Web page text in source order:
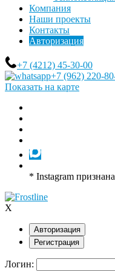
Компания
Наши проекты
Контакты
Авторизация
+7 (4212) 45-30-00
+7 (962) 220-
Показать на карте
* Instagram
X
Авторизация
Регистрация
Логин: